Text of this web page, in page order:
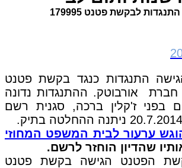
לבקשת פטנט 179995
התנגדות כנגד בקשת פטנט
חברת אורבוטק. ההתנגדות נדונה
בפני ז'קלין ברכה, סגנית רשם
ערעור לבית המשפט המחוזי
שהדיון הוחזר לרשם.
הפטנט הגישה בקשת פטנט